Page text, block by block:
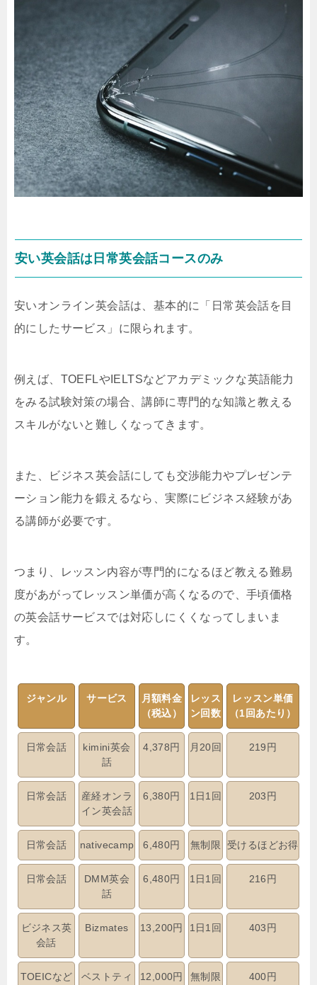
安い英会話は日常英会話コースのみ
安いオンライン英会話は、基本的に「日常英会話を目
的にしたサービス」に限られます。
例えば、TOEFLやIELTSなどアカデミックな英語能力
をみる試験対策の場合、講師に専門的な知識と教える
スキルがないと難しくなってきます。
また、ビジネス英会話にしても交渉能力やプレゼンテ
ーション能力を鍛えるなら、実際にビジネス経験があ
る講師が必要です。
つまり、レッスン内容が専門的になるほど教える難易
度があがってレッスン単価が高くなるので、手頃価格
の英会話サービスでは対応しにくくなってしまいま
す。
ジャンル サービス
月額料金
（税込）
レッス
ン回数
レッスン単価
（1回あたり）
日常会話
kimini英会
話
4,378円 月20回 219円
日常会話
産経オンラ
イン英会話
6,380円 1日1回 203円
日常会話 nativecamp 6,480円 無制限 受けるほどお得
日常会話
DMM英会
話
6,480円 1日1回 216円
ビジネス英
会話
Bizmates 13,200円 1日1回 403円
TOEICなど ベストティ 12,000円 無制限 400円